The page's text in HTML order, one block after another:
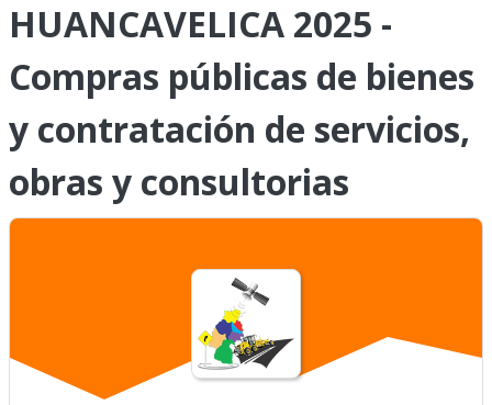
HUANCAVELICA 2025 -
Compras públicas de bienes
y contratación de servicios,
obras y consultorias